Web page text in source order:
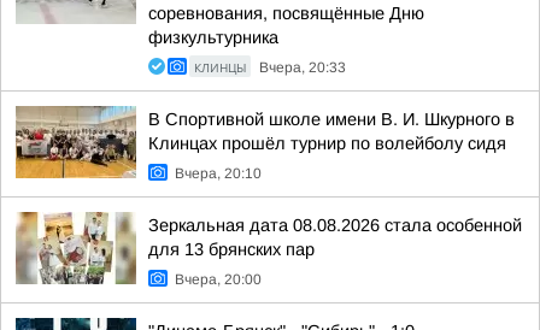
соревнования, посвящённые Дню
физкультурника
КЛИНЦЫ Вчера, 20:33
В Спортивной школе имени В. И. Шкурного в
Клинцах прошёл турнир по волейболу сидя
Вчера, 20:10
Зеркальная дата 08.08.2026 стала особенной
для 13 брянских пар
Вчера, 20:00